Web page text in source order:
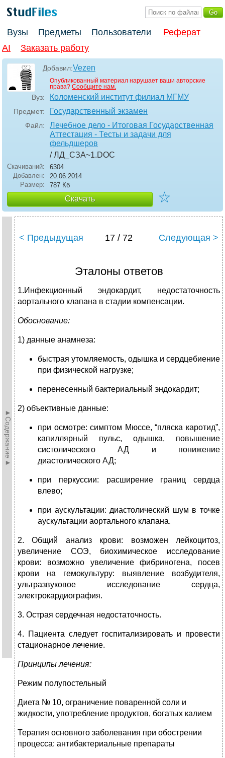
Вузы Предметы Пользователи
Реферат
AI
Заказать работу
Добавил:Vezen
Опубликованный материал нарушает ваши авторские
права? Сообщите нам.
Вуз: Коломенский институт филиал МГМУ
Предмет: Государственный экзамен
Файл:
Лечебное дело - Итоговая Государственная
Аттестация - Тесты и задачи для
фельдшеров
/ ЛД_СЗА~1.DOC
Скачиваний:
6304
Добавлен:
20.06.2014
Размер:
787 Кб
Скачать ☆
►Содержание►
< Предыдущая 17 / 72 Следующая >
Эталоны ответов
1.Инфекционный эндокардит, недостаточность
аортального клапана в стадии компенсации.
Обоснование:
1) данные анамнеза:
быстрая утомляемость, одышка и сердцебиение
при физической нагрузке;
перенесенный бактериальный эндокардит;
2) объективные данные:
при осмотре: симптом Мюссе, “пляска каротид”,
капиллярный пульс, одышка, повышение
систолического АД и понижение
диастолического АД;
при перкуссии: расширение границ сердца
влево;
при аускультации: диастолический шум в точке
аускультации аортального клапана.
2. Общий анализ крови: возможен лейкоцитоз,
увеличение СОЭ, биохимическое исследование
крови: возможно увеличение фибриногена, посев
крови на гемокультуру: выявление возбудителя,
ультразвуковое исследование сердца,
электрокардиография.
3. Острая сердечная недостаточность.
4. Пациента следует госпитализировать и провести
стационарное лечение.
Принципы лечения:
Режим полупостельный
Диета № 10, ограничение поваренной соли и
жидкости, употребление продуктов, богатых калием
Терапия основного заболевания при обострении
процесса: антибактериальные препараты